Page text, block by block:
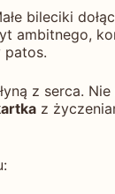
bileciki
ambitnego,
patos.
z serca.
z